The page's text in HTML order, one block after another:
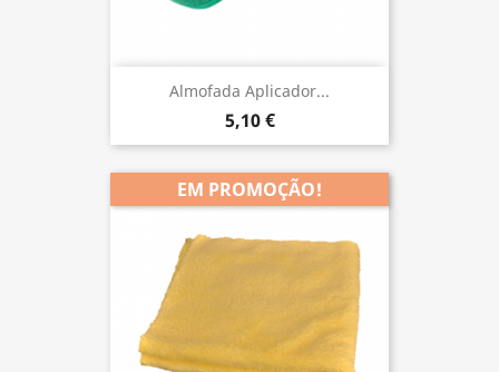
Almofada Aplicador...
5,10 €
EM PROMOÇÃO!